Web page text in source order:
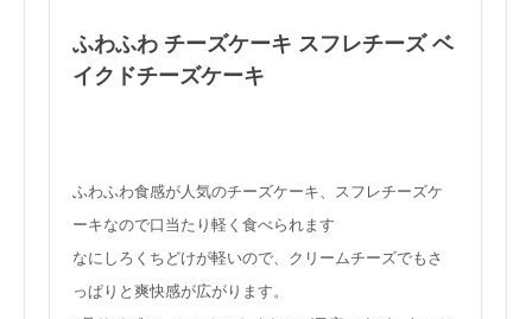
ふわふわ チーズケーキ スフレチーズ ベ
イクドチーズケーキ
ふわふわ食感が人気のチーズケーキ、スフレチーズケ
ーキなので口当たり軽く食べられます
なにしろくちどけが軽いので、クリームチーズでもさ
っぱりと爽快感が広がります。